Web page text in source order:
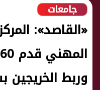
جامعات
«القاصد»:
وربط